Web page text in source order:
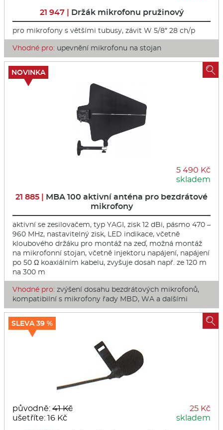
21 947 | Držák mikrofonu pružinový
pro mikrofony s většími tubusy, závit W 5/8″ 28 ch/p
Vhodné pro: upevnění mikrofonu na stojan
5 490 Kč
skladem
21 885 | MBA 100 aktivní anténa pro bezdrátové
mikrofony
aktivní se zesilovačem, typ YAGI, zisk 12 dBi, pásmo 470 –
960 MHz, nastavitelný zisk, LED indikace, včetně
kloubového držáku pro montáž na zeď, možná montáž
na mikrofonní stojan, včetně injektoru napájení, napájení
po 50 Ω koaxiálním kabelu, zvyšuje dosah např. ze 120 m
na 300 m
Vhodné pro: zvýšení dosahu bezdrátových mikrofonů,
kompatibilní s mikrofony řady MBD, WA a dalšími
NOVINKA 
původně: 41 Kč
ušetříte: 16 Kč
25 Kč
skladem
SLEVA 39 % 